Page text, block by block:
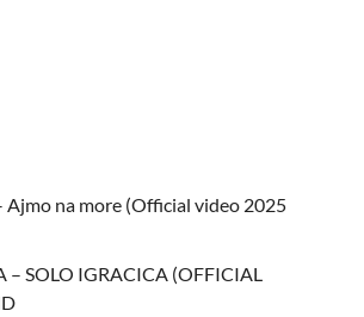
Ajmo na more (Official video 2025
– SOLO IGRACICA (OFFICIAL